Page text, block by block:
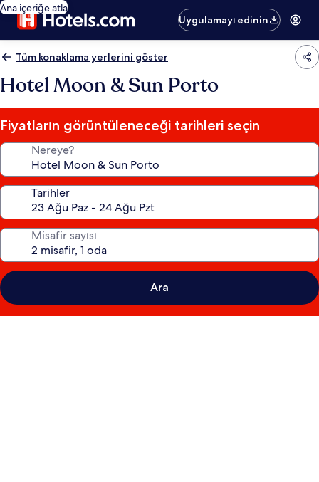
Ana içeriğe atla
Uygulamayı edinin
Tüm konaklama yerlerini göster
Hotel Moon & Sun Porto
Fiyatların görüntüleneceği tarihleri seçin
Nereye?
Tarihler
Misafir sayısı
Ara